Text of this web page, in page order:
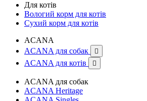
Для котів
Вологий корм для котів
Сухий корм для котів
ACANA
ACANA для собак

ACANA для котів 
ACANA для собак
ACANA Heritage